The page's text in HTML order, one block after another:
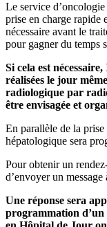
Le service
prise en charge rapide
nécessaire avant le
pour gagner du temps
Si cela est
réalisées le jour
radiologique par
être envisagée et
En parallèle de la
hépatologique sera
Pour obtenir un
d’envoyer un message
Une réponse sera
programmation d’un